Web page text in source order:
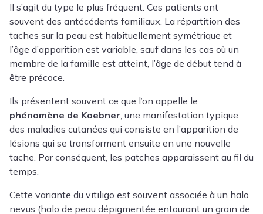
Il s’agit du type le plus fréquent. Ces patients ont
souvent des antécédents familiaux. La répartition des
taches sur la peau est habituellement symétrique et
l’âge d’apparition est variable, sauf dans les cas où un
membre de la famille est atteint, l’âge de début tend à
être précoce.
Ils présentent souvent ce que l’on appelle le
phénomène de Koebner, une manifestation typique
des maladies cutanées qui consiste en l’apparition de
lésions qui se transforment ensuite en une nouvelle
tache. Par conséquent, les patches apparaissent au fil du
temps.
Cette variante du vitiligo est souvent associée à un halo
nevus (halo de peau dépigmentée entourant un grain de